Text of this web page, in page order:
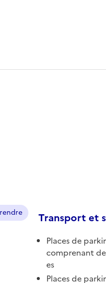
Transport et
Places de
comprenant
es
Places de